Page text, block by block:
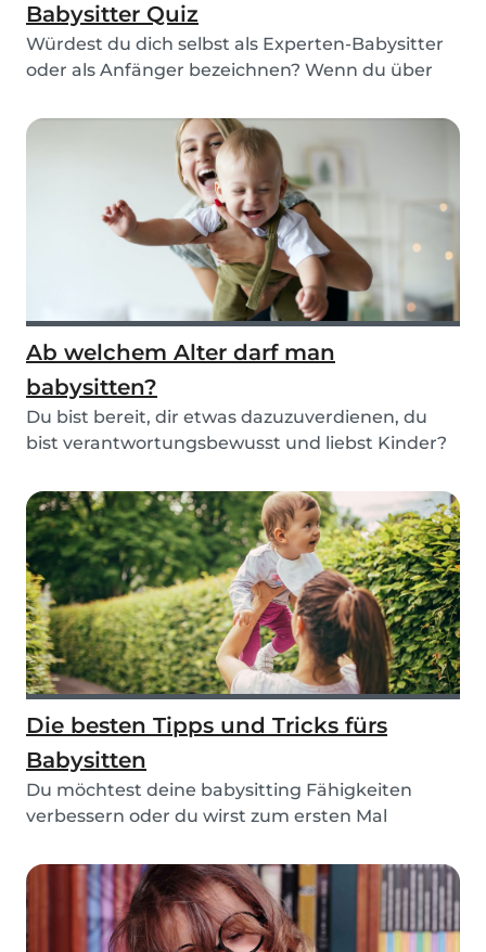
Babysitter Quiz
Würdest du dich selbst als Experten-Babysitter
oder als Anfänger bezeichnen? Wenn du über
Ab welchem Alter darf man
babysitten?
Du bist bereit, dir etwas dazuzuverdienen, du
bist verantwortungsbewusst und liebst Kinder?
Die besten Tipps und Tricks fürs
Babysitten
Du möchtest deine babysitting Fähigkeiten
verbessern oder du wirst zum ersten Mal